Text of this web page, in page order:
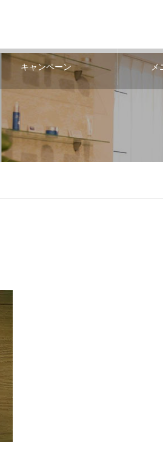
キャンペーン メ